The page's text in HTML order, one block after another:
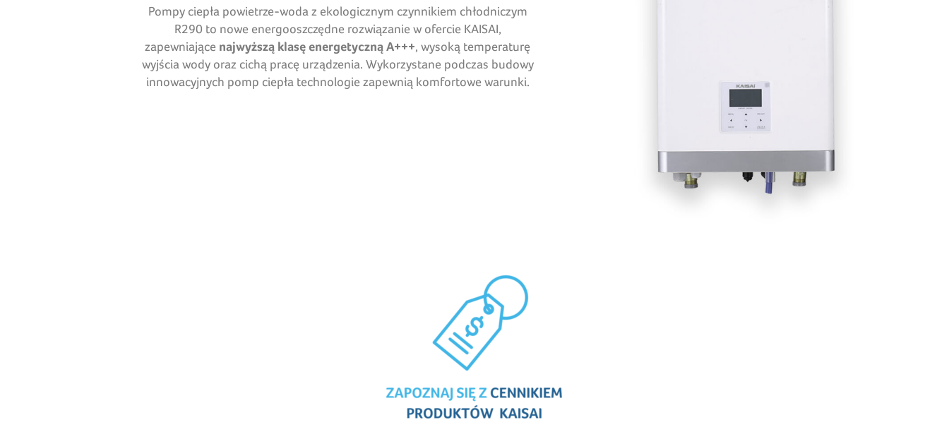
Pompy ciepła powietrze-woda z ekologicznym czynnikiem chłodniczym
R290 to nowe energooszczędne rozwiązanie w ofercie KAISAI,
zapewniające najwyższą klasę energetyczną A+++, wysoką temperaturę
wyjścia wody oraz cichą pracę urządzenia. Wykorzystane podczas budowy
innowacyjnych pomp ciepła technologie zapewnią komfortowe warunki.